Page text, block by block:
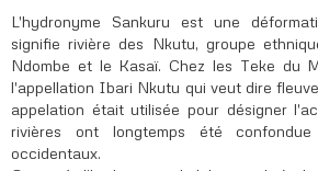
L'hydronyme Sankuru est une
signifie rivière des Nkutu, groupe
Ndombe et le Kasaï. Chez les Teke du
l'appellation Ibari Nkutu qui veut dire
appelation était utilisée pour désigner
rivières ont longtemps été
occidentaux.